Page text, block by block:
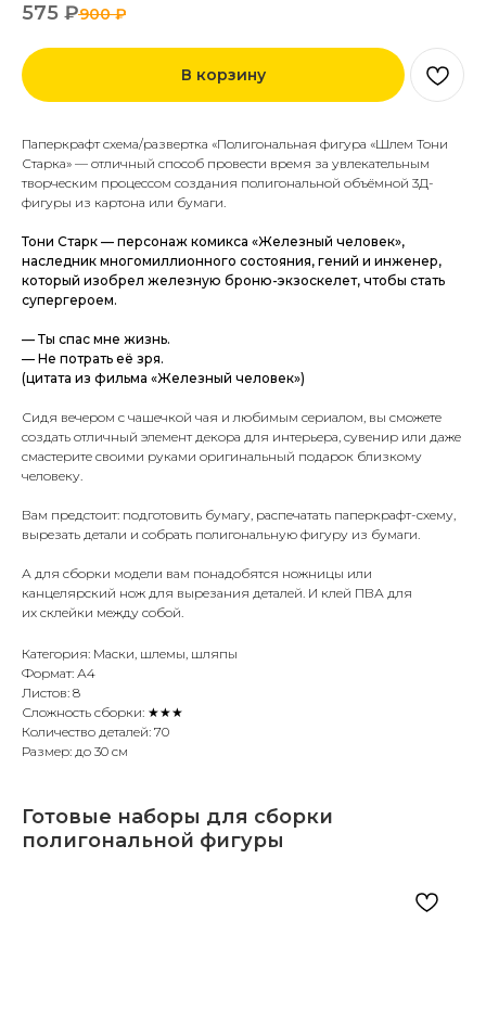
575 ₽900 ₽
В корзину
Паперкрафт схема/развертка «Полигональная фигура «Шлем Тони
Старка» — отличный способ провести время за увлекательным
творческим процессом создания полигональной объёмной 3Д-
фигуры из картона или бумаги.
Тони Старк — персонаж комикса «Железный человек»,
наследник многомиллионного состояния, гений и инженер,
который изобрел железную броню-экзоскелет, чтобы стать
супергероем.
— Ты спас мне жизнь.
— Не потрать её зря.
(цитата из фильма «Железный человек»)
Сидя вечером с чашечкой чая и любимым сериалом, вы сможете
создать отличный элемент декора для интерьера, сувенир или даже
смастерите своими руками оригинальный подарок близкому
человеку.
Вам предстоит: подготовить бумагу, распечатать паперкрафт-схему,
вырезать детали и собрать полигональную фигуру из бумаги.
А для сборки модели вам понадобятся ножницы или
канцелярский нож для вырезания деталей. И клей ПВА для
их склейки между собой.
Категория: Маски, шлемы, шляпы
Формат: А4
Листов: 8
Сложность сборки: ★★★
Количество деталей: 70
Размер: до 30 см
Готовые наборы для сборки
полигональной фигуры